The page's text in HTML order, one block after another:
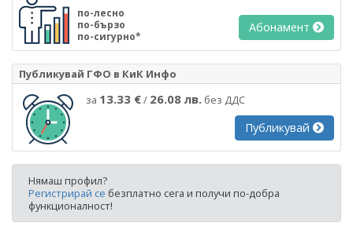
по-лесно
по-бързо
по-сигурно*
Абонамент
Публикувай ГФО в КиК Инфо
за 13.33 €/ 26.08 лв. без ДДС
Публикувай
Нямаш профил?
Регистрирай се безплатно сега и получи по-добра
функционалност!